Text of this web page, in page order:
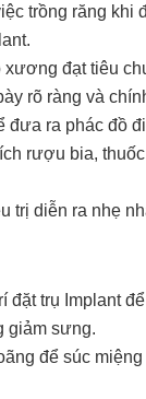
trồng răng
đạt tiêu
rõ ràng và
đưa ra phác đồ
rượu bia,
trị diễn ra nhẹ
trụ Implant
giảm sưng.
để súc